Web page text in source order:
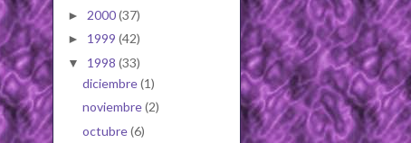
► 2000(37)
► 1999 (42)
▼ 1998 (33)
diciembre(1)
noviembre(2)
octubre(6)